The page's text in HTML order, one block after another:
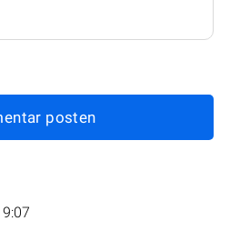
posten